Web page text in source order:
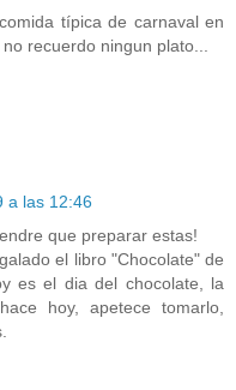
típica de carnaval en
recuerdo ningun plato...
a las 12:46
que preparar estas!
el libro "Chocolate" de
es el dia del chocolate, la
hoy, apetece tomarlo,